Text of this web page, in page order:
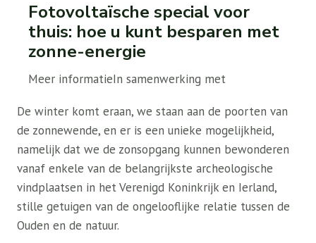
Fotovoltaïsche special voor
thuis: hoe u kunt besparen met
zonne-energie
Meer informatieIn samenwerking met
De winter komt eraan, we staan ​​aan de poorten van
de zonnewende, en er is een unieke mogelijkheid,
namelijk dat we de zonsopgang kunnen bewonderen
vanaf enkele van de belangrijkste archeologische
vindplaatsen in het Verenigd Koninkrijk en Ierland,
stille getuigen van de ongelooflijke relatie tussen de
Ouden en de natuur.